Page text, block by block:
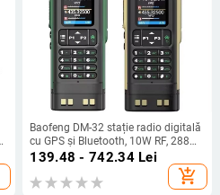
Baofeng DM-32 stație radio digitală
cu GPS și Bluetooth, 10W RF, 288
canale, baterie Li-ion 2500 mAh
139.48 - 742.34Lei
add_shopping_cart